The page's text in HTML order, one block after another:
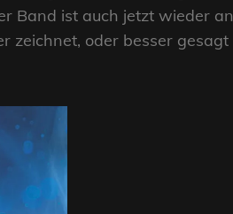
Band ist auch jetzt wieder an
zeichnet, oder besser gesagt